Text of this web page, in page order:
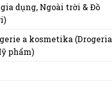
dụng, Ngoài trời & Đồ
a kosmetika (Drogeria
phẩm)